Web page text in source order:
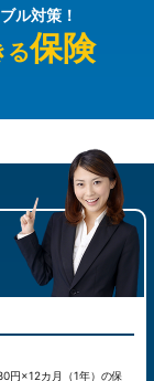
ル対策！
る保険
円×12カ月（1年）の保